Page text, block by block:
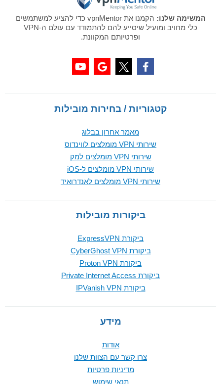
המשימה שלנו:
הקמנו את vpnMentor כדי להציע למשתמשים
כלי מחויב ומועיל שיסייע להם להתמודד עם עולם ה-VPN
ופרטיותם המקוונת.
קטגוריות / בחירות מובילות
מאמר אחרון בבלוג
שירותי VPN מומלצים לווינדוס
שירותי VPN מומלצים למק
שירותי VPN מומלצים ל-iOS
שירותי VPN מומלצים לאנדרואיד
ביקורות מובילות
ביקורת ExpressVPN
ביקורת CyberGhost VPN
ביקורת Proton VPN
ביקורת Private Internet Access
ביקורת IPVanish VPN
מידע
אודות
צרו קשר עם הצוות שלנו
מדיניות פרטיות
תנאי שימוש